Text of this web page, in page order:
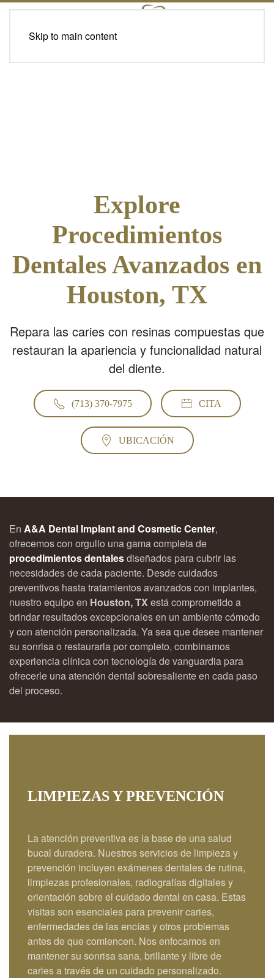
Skip to main content
Explore
Procedimientos
Dentales Avanzados en
Houston, TX
Repara las caries con resinas compuestas que
restauran la apariencia y funcionalidad natural
del diente.
(713) 370-7975 CITA
UBICACIÓN
En A&A Dental Implant and Cosmetic Center,
ofrecemos con orgullo una gama completa de
procedimientos dentalesdiseñados para cubrir las
necesidades de cada paciente. Desde cuidados
preventivos hasta tratamientos avanzados con implantes,
nuestro equipo en Houston, TXestá comprometido a
brindar resultados excepcionales en un ambiente cómodo
y con atención personalizada. Ya sea que desee mantener
su sonrisa o restaurarla por completo, combinamos
experiencia clínica con tecnología de vanguardia para
ofrecerle una atención dental sobresaliente en cada paso
del proceso.
LIMPIEZAS Y PREVENCIÓN
La atención preventiva es la base de una salud
bucal duradera. Nuestros servicios de limpieza y
prevención incluyen exámenes dentales de rutina,
limpiezas profesionales, radiografías digitales y
orientación sobre el cuidado dental en casa. Estas
visitas son esenciales para prevenir caries,
enfermedades de las encías y otros problemas
antes de que comiencen. Nos enfocamos en
mantener su sonrisa sana, brillante y libre de
caries a través de un cuidado personalizado.